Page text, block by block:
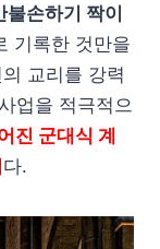
불손하기 짝이
기록한 것만을
교리를 강력
업을 적극적으
진 군대식 계
다.